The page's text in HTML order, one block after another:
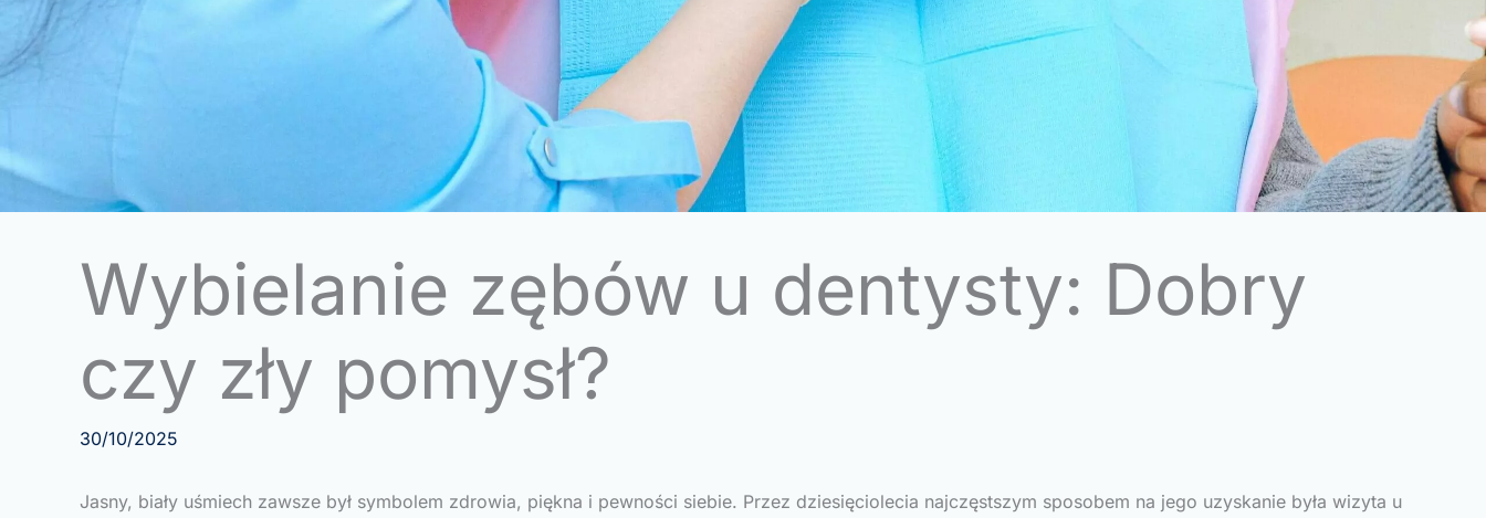
Wybielanie zębów u dentysty: Dobry
czy zły pomysł?
30/10/2025
Jasny, biały uśmiech zawsze był symbolem zdrowia, piękna i pewności siebie. Przez dziesięciolecia najczęstszym sposobem na jego uzyskanie była wizyta u